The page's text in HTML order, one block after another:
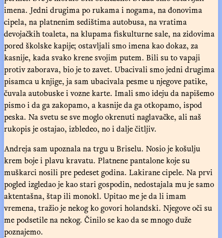
imena. Jedni drugima po rukama i nogama, na đonovima
cipela, na platnenim sedištima autobusa, na vratima
devojačkih toaleta, na klupama fiskulturne sale, na zidovima
pored školske kapije; ostavljali smo imena kao dokaz, za
kasnije, kada svako krene svojim putem. Bili su to vapaji
protiv zaborava, bio je to zavet. Ubacivali smo jedni drugima
pisamca u knjige, ja sam ubacivala pesme u njegove patike,
čuvala autobuske i vozne karte. Imali smo ideju da napišemo
pismo i da ga zakopamo, a kasnije da ga otkopamo, ispod
peska. Na svetu se sve moglo okrenuti naglavačke, ali naš
rukopis je ostajao, izbledeo, no i dalje čitljiv.
Andreja sam upoznala na trgu u Briselu. Nosio je košulju
krem boje i plavu kravatu. Platnene pantalone koje su
muškarci nosili pre pedeset godina. Lakirane cipele. Na prvi
pogled izgledao je kao stari gospodin, nedostajala mu je samo
aktentašna, štap ili monokl. Upitao me je da li imam
vremena, tražio je nekog ko govori holandski. Njegove oči su
me podsetile na nekog. Činilo se kao da se mnogo duže
poznajemo.